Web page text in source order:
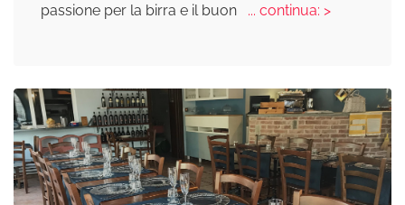
passione per la birra e il buon
... continua: >